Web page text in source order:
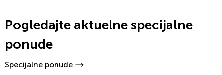
Pogledajte aktuelne specijalne
ponude
Specijalne ponude